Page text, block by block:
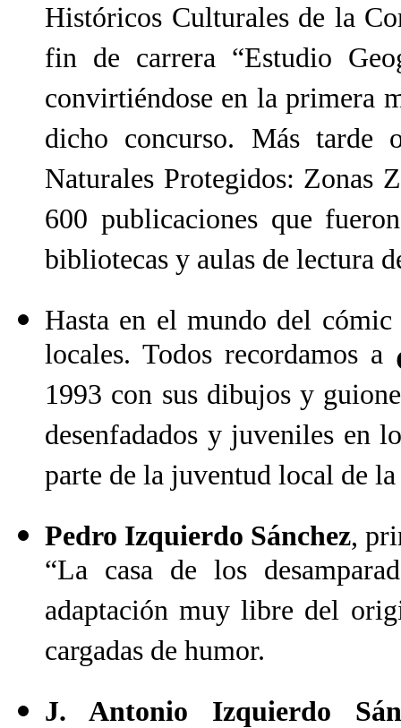
Históricos Culturales de la
fin de carrera “Estudio
convirtiéndose en la primera
dicho concurso. Más tarde
Naturales Protegidos: Zonas
600 publicaciones que
bibliotecas y aulas de lectura
Hasta en el mundo del
locales. Todos recordamos a
1993 con sus dibujos y
desenfadados y juveniles en
parte de la juventud local de
Pedro Izquierdo Sánchez,
“La casa de los
adaptación muy libre del
cargadas de humor.
J. Antonio Izquierdo